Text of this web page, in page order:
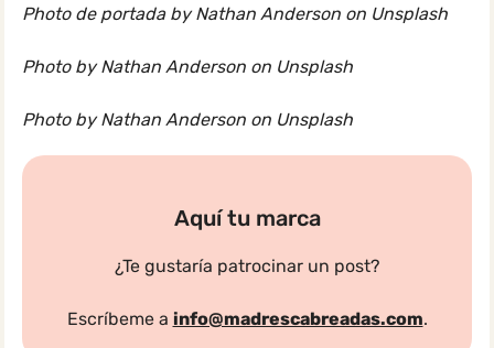
Photo de portada by Nathan Anderson on Unsplash
Photo by Nathan Anderson on Unsplash
Photo by Nathan Anderson on Unsplash
Aquí tu marca
¿Te gustaría patrocinar un post?
Escríbeme a info@madrescabreadas.com.